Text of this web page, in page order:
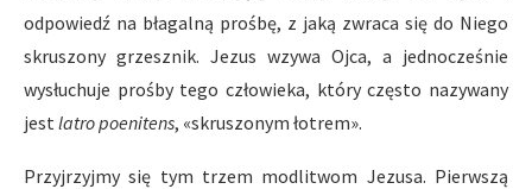
odpowiedź na błagalną prośbę, z jaką zwraca się do Niego
skruszony grzesznik. Jezus wzywa Ojca, a jednocześnie
wysłuchuje prośby tego człowieka, który często nazywany
jestlatro poenitens, «skruszonym łotrem».
Przyjrzyjmy się tym trzem modlitwom Jezusa. Pierwszą